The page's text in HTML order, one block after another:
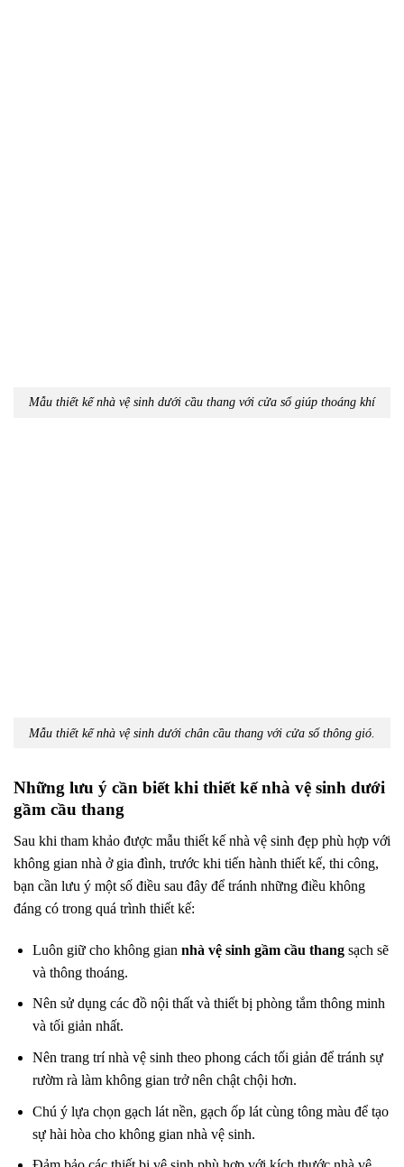
Mẫu thiết kế nhà vệ sinh dưới cầu thang với cửa sổ giúp thoáng khí
Mẫu thiết kế nhà vệ sinh dưới chân cầu thang với cửa sổ thông gió.
Những lưu ý cần biết khi thiết kế nhà vệ sinh dưới
gầm cầu thang
Sau khi tham khảo được mẫu thiết kế nhà vệ sinh đẹp phù hợp với
không gian nhà ở gia đình, trước khi tiến hành thiết kế, thi công,
bạn cần lưu ý một số điều sau đây để tránh những điều không
đáng có trong quá trình thiết kế:
Luôn giữ cho không gian nhà vệ sinh gầm cầu thangsạch sẽ
và thông thoáng.
Nên sử dụng các đồ nội thất và thiết bị phòng tắm thông minh
và tối giản nhất.
Nên trang trí nhà vệ sinh theo phong cách tối giản để tránh sự
rườm rà làm không gian trở nên chật chội hơn.
Chú ý lựa chọn gạch lát nền, gạch ốp lát cùng tông màu để tạo
sự hài hòa cho không gian nhà vệ sinh.